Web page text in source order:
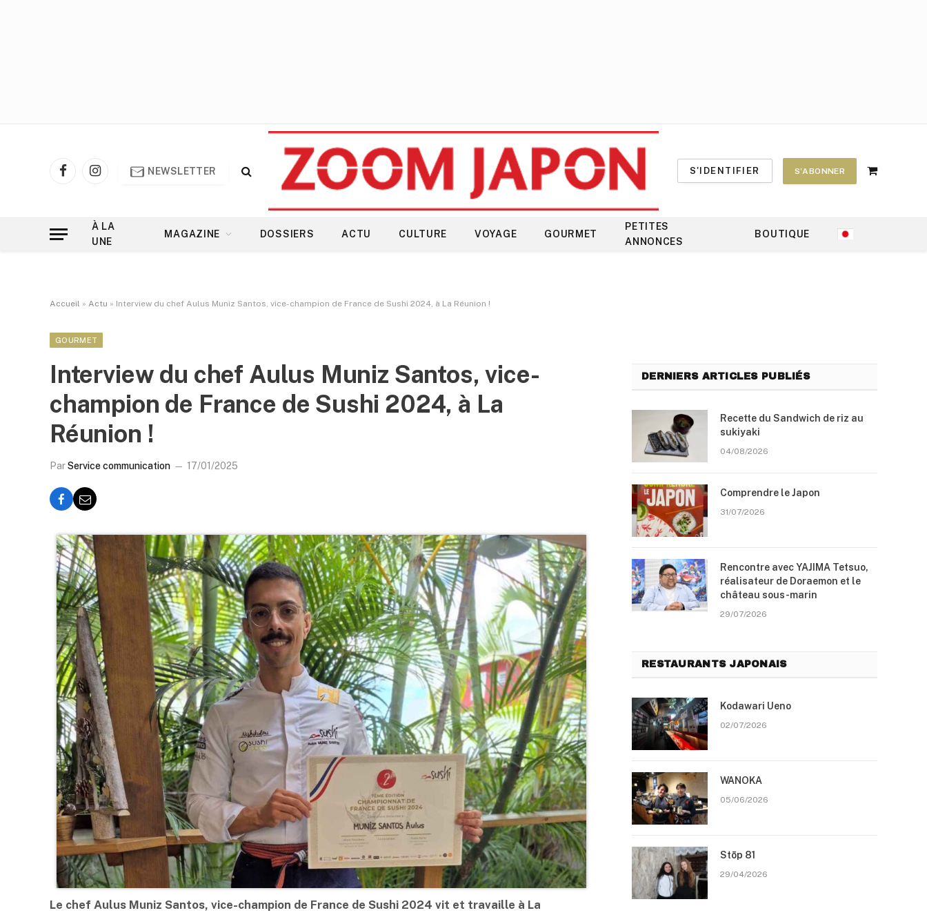
FacebookInstagram
NEWSLETTER S'IDENTIFIER S'ABONNER
Shopping
À LA
UNE
MAGAZINE DOSSIERS ACTU CULTURE VOYAGE GOURMET
PETITES
ANNONCES
BOUTIQUE
Accueil » Actu » Interview du chef Aulus Muniz Santos, vice-champion de France de Sushi 2024, à La Réunion !
GOURMET
Interview du chef Aulus Muniz Santos, vice-
champion de France de Sushi 2024, à La
Réunion !
ParService communication 17/01/2025
Le chef Aulus Muniz Santos, vice-champion de France de Sushi 2024 vit et travaille à La
DERNIERS ARTICLES PUBLIÉS
Recette du Sandwich de riz au
sukiyaki
04/08/2026
Comprendre le Japon
31/07/2026
Rencontre avec YAJIMA Tetsuo,
réalisateur de Doraemon et le
château sous-marin
29/07/2026
RESTAURANTS JAPONAIS
Kodawari Ueno
02/07/2026
WANOKA
05/06/2026
Stōp 81
29/04/2026